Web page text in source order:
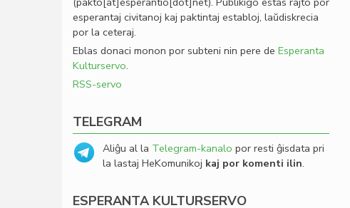
esperantaj civitanoj kaj paktintaj establoj, laŭdiskrecia
por la ceteraj.
Eblas donaci monon por subteni nin pere de Esperanta
Kulturservo.
RSS-servo
TELEGRAM
Aliĝu al la Telegram-kanalo por resti ĝisdata pri
la lastaj HeKomunikoj kaj por komenti ilin.
ESPERANTA KULTURSERVO